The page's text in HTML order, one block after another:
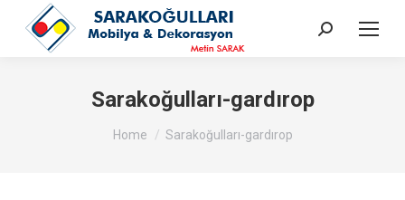
Search:
Sarakoğulları-gardırop
You are here:
Home Sarakoğulları-gardırop